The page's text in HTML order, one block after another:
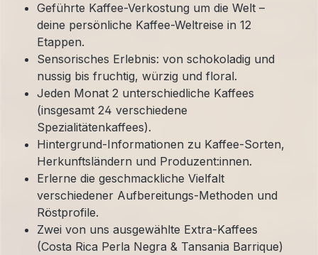
Geführte Kaffee-Verkostung um die Welt –
deine persönliche Kaffee-Weltreise in 12
Etappen.
Sensorisches Erlebnis: von schokoladig und
nussig bis fruchtig, würzig und floral.
Jeden Monat 2 unterschiedliche Kaffees
(insgesamt 24 verschiedene
Spezialitätenkaffees).
Hintergrund-Informationen zu Kaffee-Sorten,
Herkunftsländern und Produzent:innen.
Erlerne die geschmackliche Vielfalt
verschiedener Aufbereitungs-Methoden und
Röstprofile.
Zwei von uns ausgewählte Extra-Kaffees
(Costa Rica Perla Negra & Tansania Barrique)